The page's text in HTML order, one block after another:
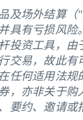
及场外结算（
具有亏损风险
投资工具，由
交易，故此有
任何适用法规
，亦非关于购
要约、邀请或